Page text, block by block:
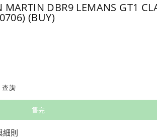
DBR9 LEMANS GT1
(BUY)
查詢
售完
細則